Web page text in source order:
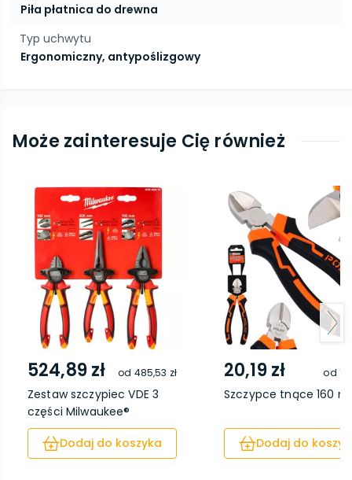
Piła płatnica do drewna
Typ uchwytu
Ergonomiczny, antypoślizgowy
Może zainteresuje Cię również
524,89 zł od 485,53 zł
Zestaw szczypiec VDE 3
części Milwaukee®
Dodaj do koszyka
20,19 zł od
Szczypce tnące 160
Dodaj do